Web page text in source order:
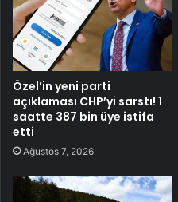
Özel’in yeni parti
açıklaması CHP’yi sarstı! 1
saatte 387 bin üye istifa
etti
Ağustos 7, 2026